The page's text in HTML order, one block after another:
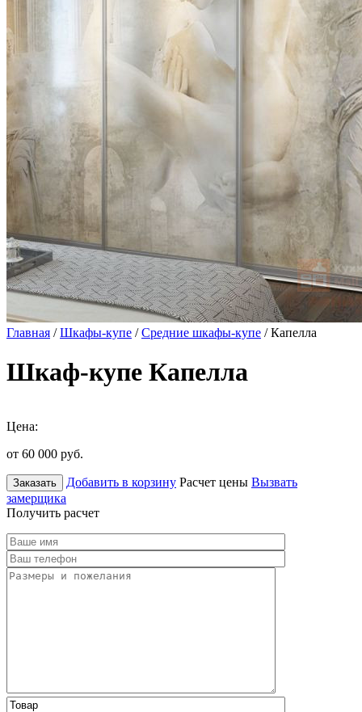
Главная /Шкафы-купе /Средние шкафы-купе / Капелла
Шкаф-купе Капелла
Цена:
от 60 000 руб.
Заказать Добавить в корзину Расчет цены Вызвать
замерщика
Получить расчет